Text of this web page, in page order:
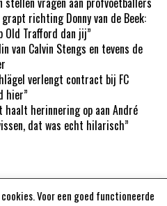
grapt richting Donny van de Beek:
Old Trafford dan jij”
van Calvin Stengs en tevens de
verlengt contract bij FC
hier”
herinnering op aan André
dat was echt hilarisch”
Voor een goed functioneerde